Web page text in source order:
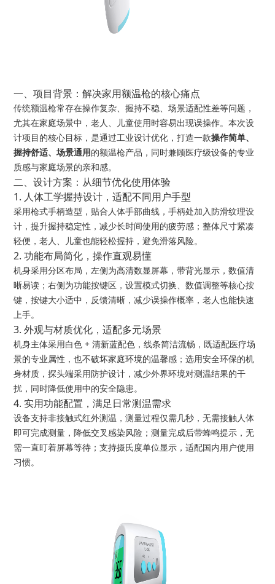
一、项目背景：解决家用额温枪的核心痛点
传统额温枪常存在操作复杂、握持不稳、场景适配性差等问题，
尤其在家庭场景中，老人、儿童使用时容易出现误操作。本次设
计项目的核心目标，是通过工业设计优化，打造一款操作简单、
握持舒适、场景通用的额温枪产品，同时兼顾医疗级设备的专业
质感与家庭场景的亲和感。
二、设计方案：从细节优化使用体验
1. 人体工学握持设计，适配不同用户手型
采用枪式手柄造型，贴合人体手部曲线，手柄处加入防滑纹理设
计，提升握持稳定性，减少长时间使用的疲劳感；整体尺寸紧凑
轻便，老人、儿童也能轻松握持，避免滑落风险。
2. 功能布局简化，操作直观易懂
机身采用分区布局，左侧为高清数显屏幕，带背光显示，数值清
晰易读；右侧为功能按键区，设置模式切换、数值调整等核心按
键，按键大小适中，反馈清晰，减少误操作概率，老人也能快速
上手。
3. 外观与材质优化，适配多元场景
机身主体采用白色 + 清新蓝配色，线条简洁流畅，既适配医疗场
景的专业属性，也不破坏家庭环境的温馨感；选用安全环保的机
身材质，探头端采用防护设计，减少外界环境对测温结果的干
扰，同时降低使用中的安全隐患。
4. 实用功能配置，满足日常测温需求
设备支持非接触式红外测温，测量过程仅需几秒，无需接触人体
即可完成测量，降低交叉感染风险；测量完成后带蜂鸣提示，无
需一直盯着屏幕等待；支持摄氏度单位显示，适配国内用户使用
习惯。